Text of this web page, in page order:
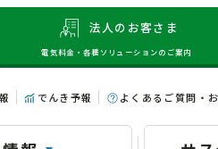
法人のお客さま
電気料金・各種ソリューションのご案内
でんき予報 よくあるご質問・